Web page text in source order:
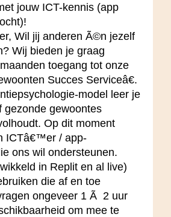
jouw ICT-kennis (app
Wil jij anderen Ã©n jezelf
Wij bieden je graag
toegang tot onze
Succes Serviceâ€.
model leer je
gezonde gewoontes
Op dit moment
ICTâ€™er / app-
ons wil ondersteunen.
in Replit en al live)
die af en toe
ongeveer 1 Ã 2 uur
om mee te